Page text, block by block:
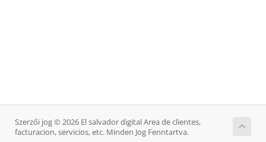
Szerzői jog © 2026 El salvador digital Area de clientes,
facturacion, servicios, etc. Minden Jog Fenntartva.